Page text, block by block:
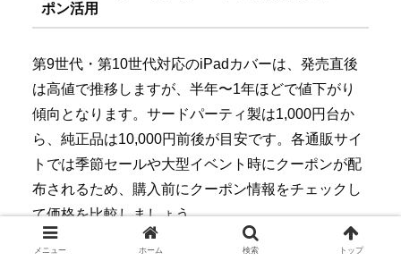
ポン活用
第9世代・第10世代対応のiPadカバーは、発売直後
は高値で推移しますが、半年〜1年ほどで値下がり
傾向となります。サードパーティ製は1,000円台か
ら、純正品は10,000円前後が目安です。各通販サイ
トでは季節セールや大型イベント時にクーポンが配
布されるため、購入前にクーポン情報をチェックし
て価格を比較しましょう。
メニュー ホーム 検索 トップ